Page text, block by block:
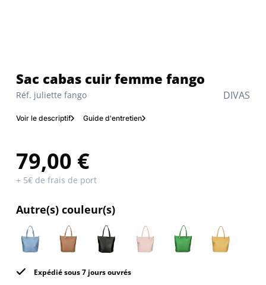
DIVAS
Réf. juliette fango
Sac cabas cuir femme fango
Voir le descriptif Guide d'entretien
79,00 €
+ 5€ de frais de port
Autre(s) couleur(s)
Expédié sous 7 jours ouvrés